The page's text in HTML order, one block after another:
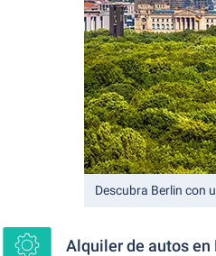
Descubra Berlin con
Alquiler de autos